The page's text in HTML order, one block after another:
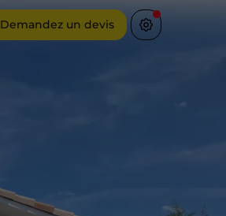
Demandez un devis